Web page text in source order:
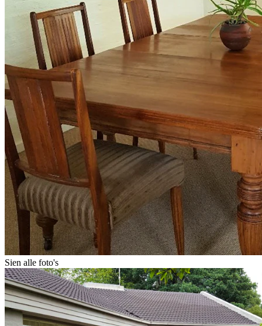
Sien alle foto's